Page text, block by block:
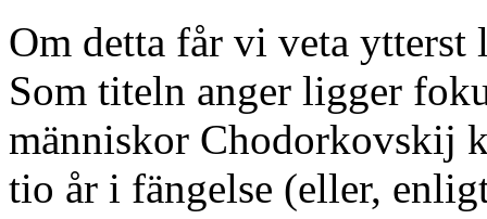
Om detta får vi veta
Som titeln anger ligger
människor Chodorkovskij
tio år i fängelse (eller,